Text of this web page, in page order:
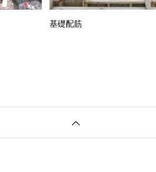
基礎配筋